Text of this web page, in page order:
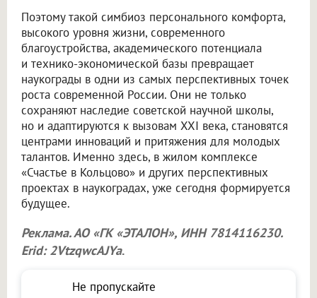
Поэтому такой симбиоз персонального комфорта,
высокого уровня жизни, современного
благоустройства, академического потенциала
и технико-экономической базы превращает
наукограды в одни из самых перспективных точек
роста современной России. Они не только
сохраняют наследие советской научной школы,
но и адаптируются к вызовам XXI века, становятся
центрами инноваций и притяжения для молодых
талантов. Именно здесь, в жилом комплексе
«Счастье в Кольцово» и других перспективных
проектах в наукоградах, уже сегодня формируется
будущее.
Реклама. АО «ГК «ЭТАЛОН», ИНН 7814116230.
Erid: 2VtzqwcAJYa.
Не пропускайте